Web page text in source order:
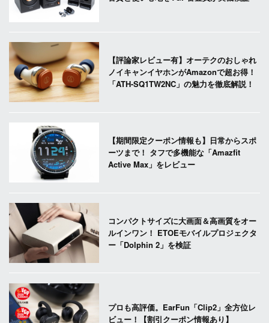
【評論家レビュー有】オーテクのおしゃれ
ノイキャンイヤホンがAmazonで超お得！
「ATH-SQ1TW2NC」の魅力を徹底解説！
【期間限定クーポン情報も】日常からスポ
ーツまで！ タフで多機能な「Amazfit
Active Max」をレビュー
コンパクトサイズに大画面＆高画質をオー
ルインワン！ ETOEモバイルプロジェクタ
ー「Dolphin 2」を検証
プロも高評価。EarFun「Clip2」全方位レ
ビュー！【割引クーポン情報あり】